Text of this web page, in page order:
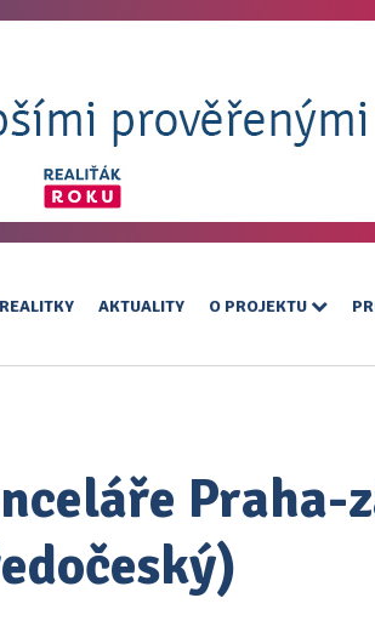
AKTUALITY O PROJEKTU
Praha-